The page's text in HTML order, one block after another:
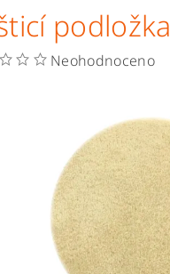
Neohodnoceno